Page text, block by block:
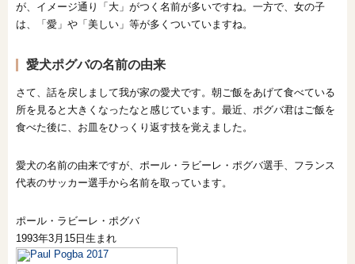
が、イメージ通り「大」がつく名前が多いですね。一方で、女の子
は、「愛」や「美しい」等が多くついていますね。
愛犬ポグバの名前の由来
さて、話を戻しまして我が家の愛犬です。朝ご飯をあげて食べている
所を見ると大きくなったなと感じています。最近、ポグバ君はご飯を
食べた後に、お皿をひっくり返す技を覚えました。
愛犬の名前の由来ですが、ポール・ラビーレ・ポグバ選手、フランス
代表のサッカー選手から名前を取っています。
ポール・ラビーレ・ポグバ
1993年3月15日生まれ